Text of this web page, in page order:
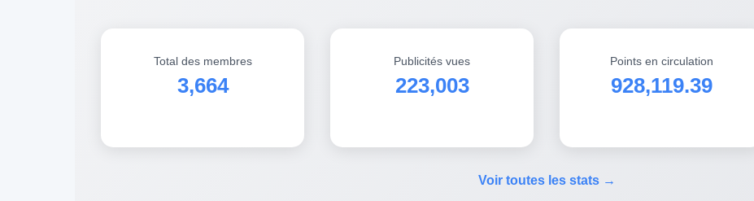
Total des membres
3,664
Publicités vues
223,003
Points en circulation
928,119.39
Voir toutes les stats →